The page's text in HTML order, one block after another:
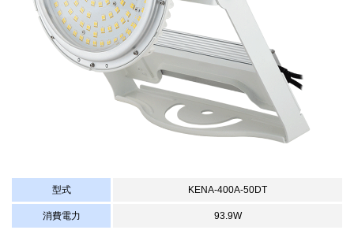
型式 KENA-400A-50DT
消費電力 93.9W